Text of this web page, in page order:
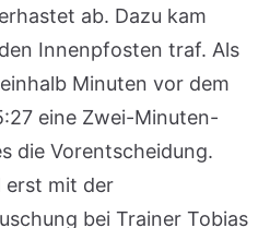
ab. Dazu kam
Innenpfosten traf. Als
Minuten vor dem
eine Zwei-Minuten-
die Vorentscheidung.
erst mit der
bei Trainer Tobias